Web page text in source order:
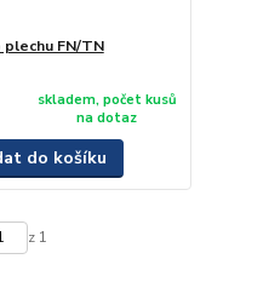
FN/TN
skladem, počet kusů
na dotaz
do košíku
z 1